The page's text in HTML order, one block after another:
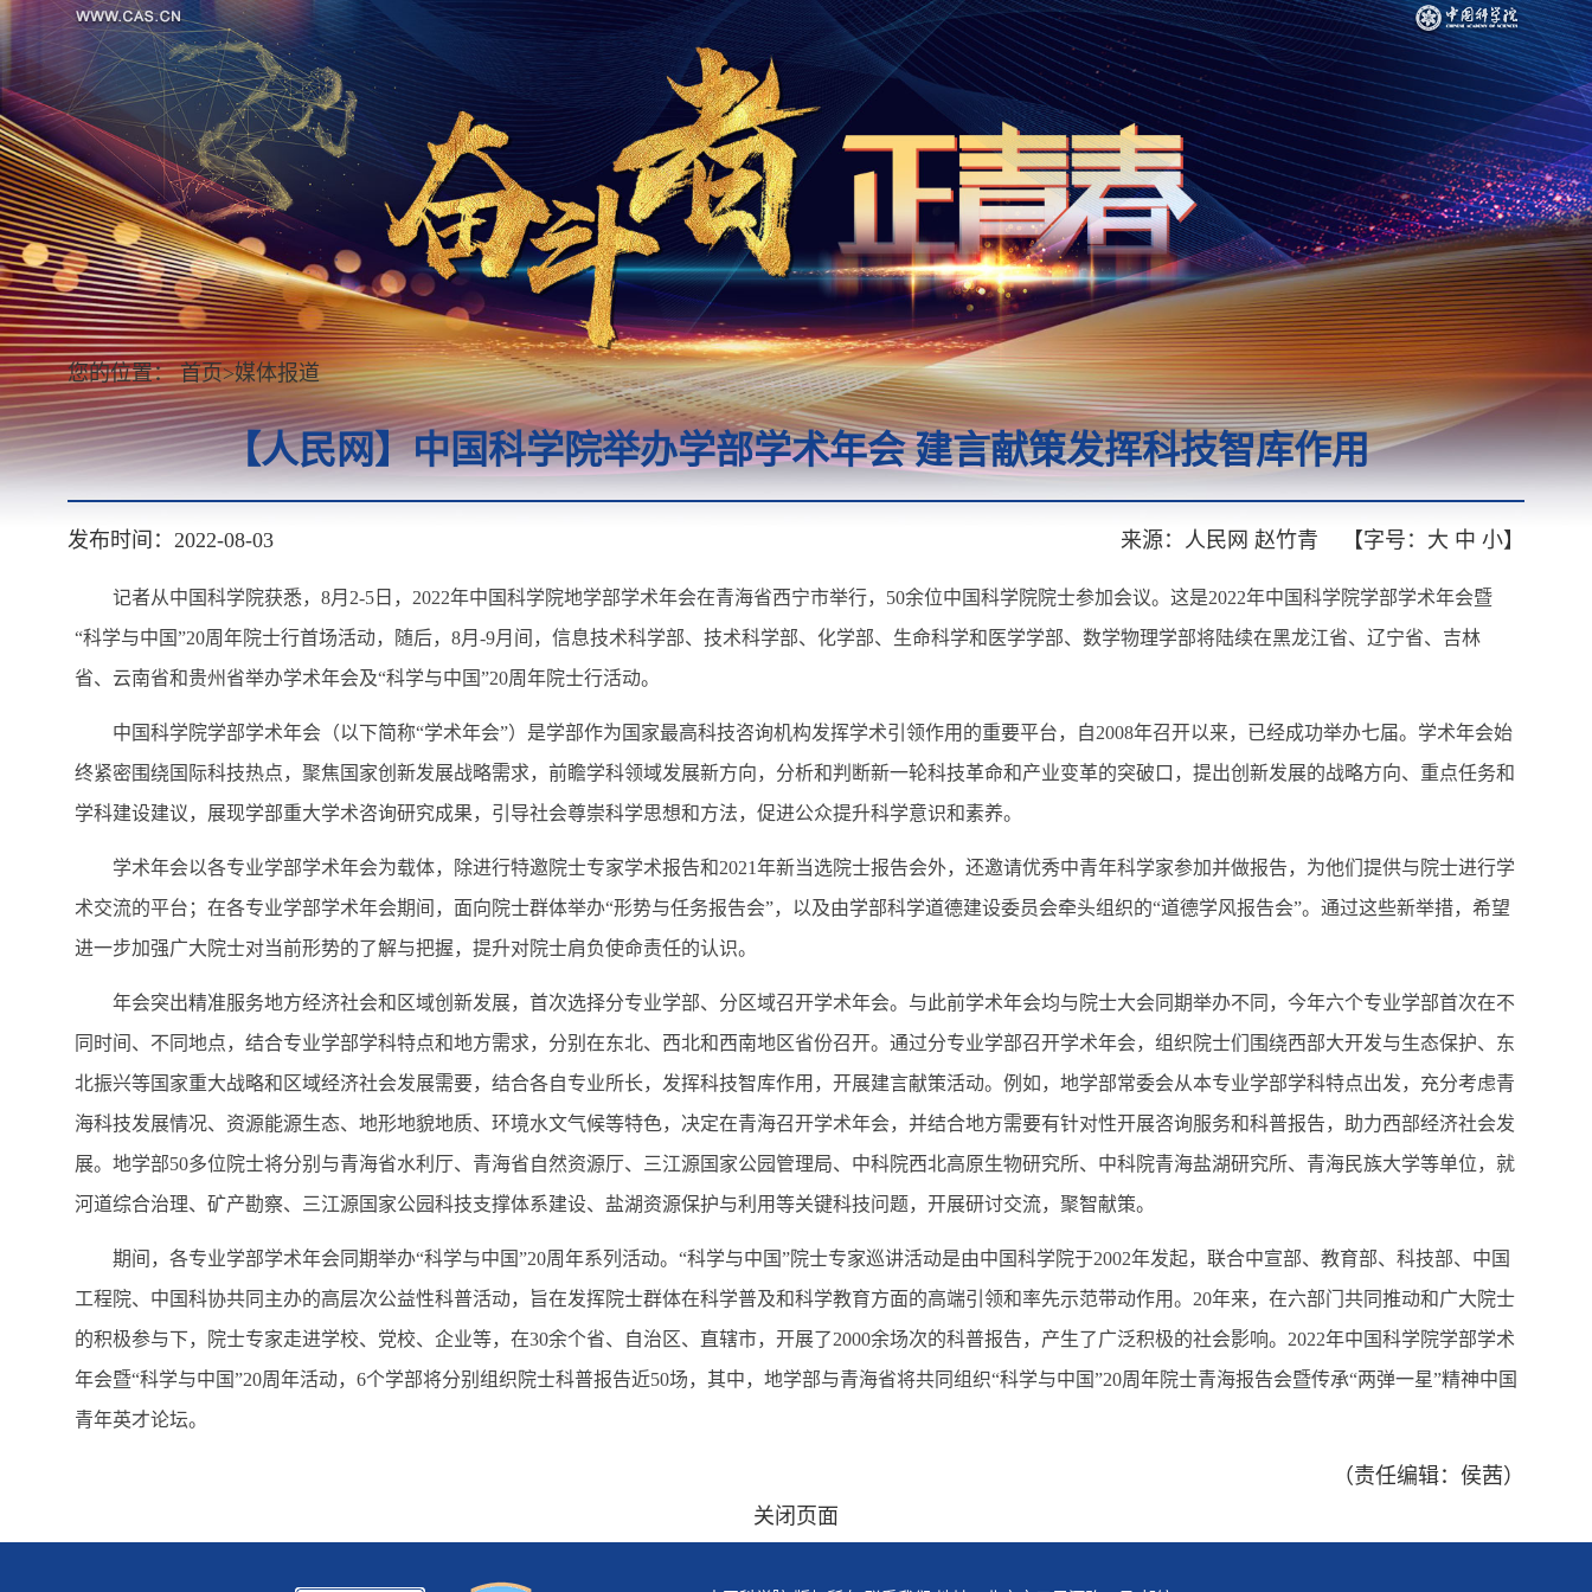
您的位置：首页>媒体报道
【人民网】中国科学院举办学部学术年会 建言献策发挥科技智库作用
发布时间：2022-08-03 来源：人民网 赵竹青 【字号： 大 中 小】
记者从中国科学院获悉，8月2-5日，2022年中国科学院地学部学术年会在青海省西宁市举行，50余位中国科学院院士参加会议。这是2022年中国科学院学部学术年会暨
“科学与中国”20周年院士行首场活动，随后，8月-9月间，信息技术科学部、技术科学部、化学部、生命科学和医学学部、数学物理学部将陆续在黑龙江省、辽宁省、吉林
省、云南省和贵州省举办学术年会及“科学与中国”20周年院士行活动。
中国科学院学部学术年会（以下简称“学术年会”）是学部作为国家最高科技咨询机构发挥学术引领作用的重要平台，自2008年召开以来，已经成功举办七届。学术年会始
终紧密围绕国际科技热点，聚焦国家创新发展战略需求，前瞻学科领域发展新方向，分析和判断新一轮科技革命和产业变革的突破口，提出创新发展的战略方向、重点任务和
学科建设建议，展现学部重大学术咨询研究成果，引导社会尊崇科学思想和方法，促进公众提升科学意识和素养。
学术年会以各专业学部学术年会为载体，除进行特邀院士专家学术报告和2021年新当选院士报告会外，还邀请优秀中青年科学家参加并做报告，为他们提供与院士进行学
术交流的平台；在各专业学部学术年会期间，面向院士群体举办“形势与任务报告会”，以及由学部科学道德建设委员会牵头组织的“道德学风报告会”。通过这些新举措，希望
进一步加强广大院士对当前形势的了解与把握，提升对院士肩负使命责任的认识。
年会突出精准服务地方经济社会和区域创新发展，首次选择分专业学部、分区域召开学术年会。与此前学术年会均与院士大会同期举办不同，今年六个专业学部首次在不
同时间、不同地点，结合专业学部学科特点和地方需求，分别在东北、西北和西南地区省份召开。通过分专业学部召开学术年会，组织院士们围绕西部大开发与生态保护、东
北振兴等国家重大战略和区域经济社会发展需要，结合各自专业所长，发挥科技智库作用，开展建言献策活动。例如，地学部常委会从本专业学部学科特点出发，充分考虑青
海科技发展情况、资源能源生态、地形地貌地质、环境水文气候等特色，决定在青海召开学术年会，并结合地方需要有针对性开展咨询服务和科普报告，助力西部经济社会发
展。地学部50多位院士将分别与青海省水利厅、青海省自然资源厅、三江源国家公园管理局、中科院西北高原生物研究所、中科院青海盐湖研究所、青海民族大学等单位，就
河道综合治理、矿产勘察、三江源国家公园科技支撑体系建设、盐湖资源保护与利用等关键科技问题，开展研讨交流，聚智献策。
期间，各专业学部学术年会同期举办“科学与中国”20周年系列活动。“科学与中国”院士专家巡讲活动是由中国科学院于2002年发起，联合中宣部、教育部、科技部、中国
工程院、中国科协共同主办的高层次公益性科普活动，旨在发挥院士群体在科学普及和科学教育方面的高端引领和率先示范带动作用。20年来，在六部门共同推动和广大院士
的积极参与下，院士专家走进学校、党校、企业等，在30余个省、自治区、直辖市，开展了2000余场次的科普报告，产生了广泛积极的社会影响。2022年中国科学院学部学术
年会暨“科学与中国”20周年活动，6个学部将分别组织院士科普报告近50场，其中，地学部与青海省将共同组织“科学与中国”20周年院士青海报告会暨传承“两弹一星”精神中国
青年英才论坛。
（责任编辑：侯茜）
关闭页面